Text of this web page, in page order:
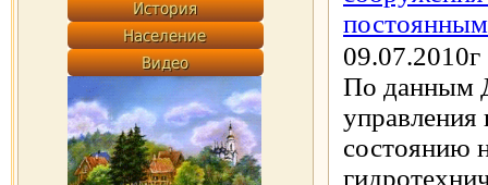
09.07.2010г
По данным
управления
состоянию